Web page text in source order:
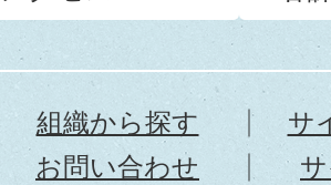
組織から探す
サ
お問い合わせ